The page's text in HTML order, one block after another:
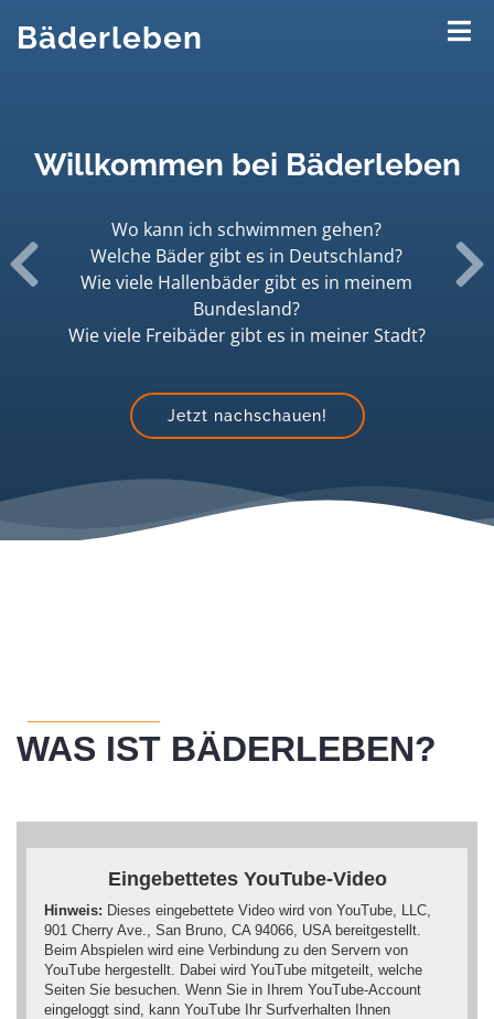
Bäderleben
Willkommen bei Bäderleben
Wo kann ich schwimmen gehen?
Welche Bäder gibt es in Deutschland?
Wie viele Hallenbäder gibt es in meinem
Bundesland?
Wie viele Freibäder gibt es in meiner Stadt?
Jetzt nachschauen!
zurück
WAS IST BÄDERLEBEN?
Eingebettetes YouTube-Video
Hinweis: Dieses eingebettete Video wird von YouTube, LLC,
901 Cherry Ave., San Bruno, CA 94066, USA bereitgestellt.
Beim Abspielen wird eine Verbindung zu den Servern von
YouTube hergestellt. Dabei wird YouTube mitgeteilt, welche
Seiten Sie besuchen. Wenn Sie in Ihrem YouTube-Account
eingeloggt sind, kann YouTube Ihr Surfverhalten Ihnen